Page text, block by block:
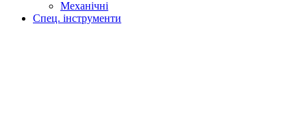
Механічні
Спец. інструменти